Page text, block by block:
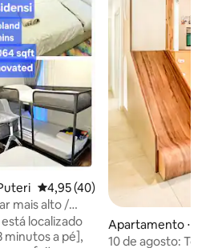
4,95 de uma avaliação média
4,95 (40)
mais alto /
localizado
minutos a pé],
Apartamento ⋅
eri
10 de agosto: